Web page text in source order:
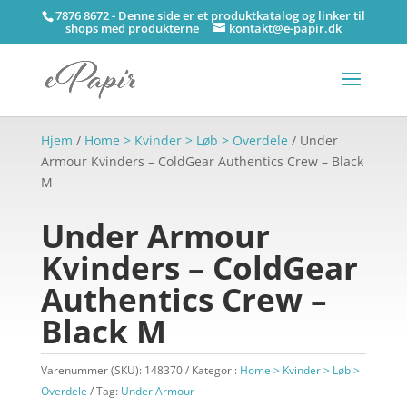
7876 8672 - Denne side er et produktkatalog og linker til
shops med produkterne kontakt@e-papir.dk
Hjem / Home > Kvinder > Løb > Overdele / Under
Armour Kvinders – ColdGear Authentics Crew – Black
M
Under Armour
Kvinders – ColdGear
Authentics Crew –
Black M
Varenummer (SKU): 148370 Kategori: Home > Kvinder > Løb >
Overdele
Tag: Under Armour